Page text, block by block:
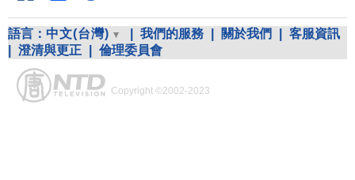
語言： 中文(台灣) 我們的服務 關於我們
客服資訊
澄清與更正 倫理委員會
Copyright ©2002-2023